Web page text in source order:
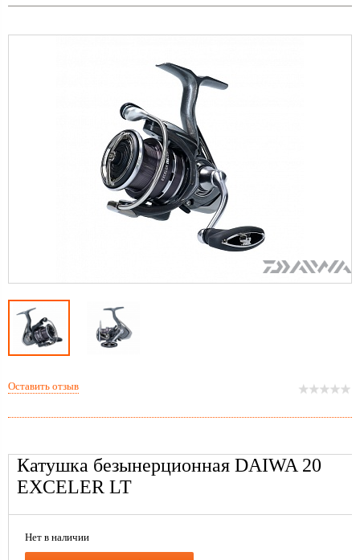
Катушка безынерционная DAIWA 20
EXCELER LT
Нет в наличии
Оставить отзыв